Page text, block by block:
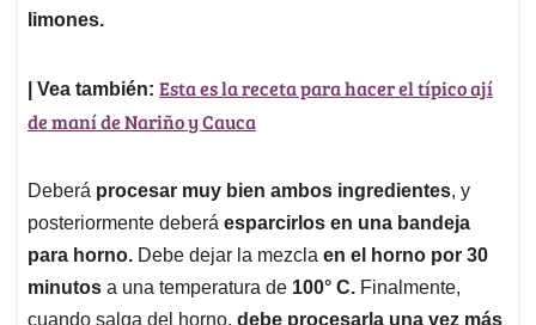
limones.
| Vea también: Esta es la receta para hacer el típico ají
de maní de Nariño y Cauca
Deberá procesar muy bien ambos ingredientes, y
posteriormente deberá esparcirlos en una bandeja
para horno. Debe dejar la mezcla en el horno por 30
minutos a una temperatura de 100° C. Finalmente,
cuando salga del horno, debe procesarla una vez más